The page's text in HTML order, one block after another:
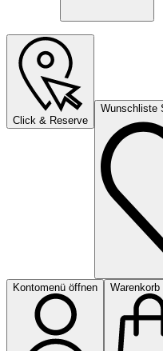
Click & Reserve
Wunschliste
Kontomenü öffnen Warenkorb